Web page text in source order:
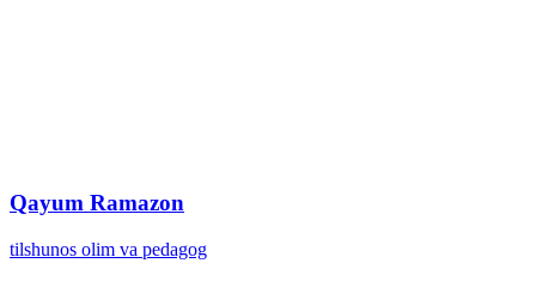
Qayum Ramazon
tilshunos olim va pedagog